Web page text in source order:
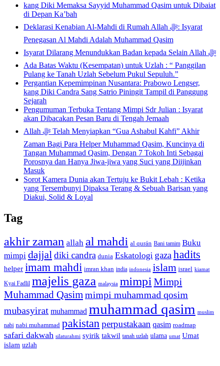
kang Diki Memaksa Sayyid Muhammad Qasim untuk Dibaiat
di Depan Ka’bah
Deklarasi Kenabian Al-Mahdi di Rumah Allah ﷻ: Isyarat
Penegasan Al Mahdi Adalah Muhammad Qasim
Isyarat Dilarang Menundukkan Badan kepada Selain Allah ﷻ
Ada Batas Waktu (Kesempatan) untuk Uzlah : “ Panggilan
Pulang ke Tanah Uzlah Sebelum Pukul Sepuluh.”
Pergantian Kepemimpinan Nusantara: Prabowo Lengser,
kang Diki Candra Sang Satrio Piningit Tampil di Panggung
Sejarah
Pengumuman Terbuka Tentang Mimpi Sdr Julian : Isyarat
akan Dibacakan Pesan Baru di Tengah Jemaah
Allah ﷻ Telah Menyiapkan “Gua Ashabul Kahfi” Akhir
Zaman Bagi Para Helper Muhammad Qasim, Kuncinya di
Tangan Muhammad Qasim, Dengan 7 Tokoh Inti Sebagai
Porosnya dan Hanya Jiwa-jiwa yang Suci yang Diijinkan
Masuk
Sorot Kamera Dunia akan Tertuju ke Bukit Lebah : Ketika
yang Tersembunyi Dipaksa Terang & Sebuah Barisan yang
Diakui, Solid & Loyal
Tag
akhir zaman allah al mahdi al qurán Bani tamim Buku
mimpi dajjal diki candra dunia Eskatologi gazahadits
helper imam mahdi imran khan india indonesia islam israel kiamat
Kyai Fadlil majelis gaza malaysia mimpi Mimpi
Muhammad Qasim mimpi muhammad qosim
mubasyirat muhammad muhammad qasim muslim
nabi nabi muhammad pakistan perpustakaan qasim roadmap
safari dakwah silaturahmi syirik takwil tanah uzlah ulama umat Umat
islam uzlah